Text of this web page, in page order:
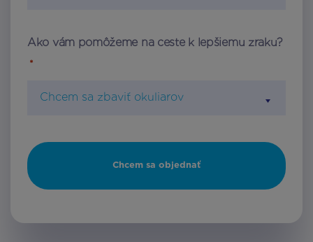
Ako vám pomôžeme na ceste k lepšiemu zraku?
*
Chcem sa zbaviť okuliarov